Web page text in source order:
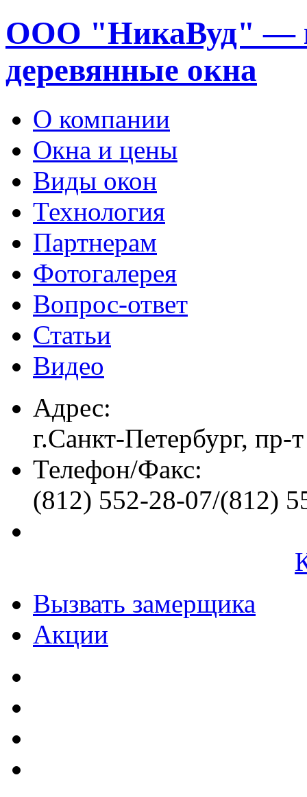
ООО "НикаВуд" —
деревянные окна
О компании
Окна и цены
Виды окон
Технология
Партнерам
Фотогалерея
Вопрос-ответ
Статьи
Видео
Адрес:
г.Санкт-Петербург, пр-
Телефон/Факс:
(812) 552-28-07/(812)
Вызвать замерщика
Акции